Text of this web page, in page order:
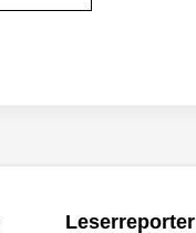
Leserreporter